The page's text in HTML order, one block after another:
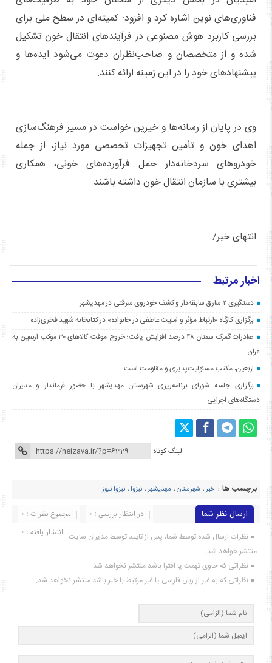
فناوری‌های نوین اشاره کرد و افزود: کمیته‌ای در سطح ملی برای
بررسی کاربرد هوش مصنوعی در فرآیندهای انتقال خون تشکیل
شده و از متخصصان و صاحب‌نظران دعوت می‌شود ایده‌ها و
پیشنهادهای خود را در این زمینه ارائه کنند.
وی در پایان از رسانه‌ها و خیرین خواست در مسیر فرهنگ‌سازی
اهدای خون و تأمین تجهیزات تخصصی مورد نیاز، از جمله
خودروهای سردخانه‌دار حمل فرآورده‌های خونی، همکاری
بیشتری با سازمان انتقال خون داشته باشند.
انتهای خبر/
اخبار مرتبط
دستگیری ۲ سارق سابقه‌دار و کشف خودروی سرقتی در مهدیشهر
برگزاری کارگاه «ارتباط مؤثر و امنیت عاطفی در خانواده» در کتابخانه شهید فخری‌زاده
صادرات گمرک سمنان ۴۸ درصد افزایش یافت؛ خروج موقت کالاهای ۳۰ موکب اربعین به
عراق
اربعین، مکتب مسئولیت‌پذیری و مقاومت است
برگزاری جلسه شورای برنامه‌ریزی شهرستان مهدیشهر با حضور فرماندار و مدیران
دستگاه‌های اجرایی
لینک کوتاه
برچسب ها : خبر، شهرستان، مهدیشهر، نیزوا ، نیزوا نیوز
ارسال نظر شما مجموع نظرات : 0
در انتظار بررسی : 0
انتشار یافته : ۰ نظرات ارسال شده توسط شما، پس از تایید توسط مدیران سایت
منتشر خواهد شد.
نظراتی که حاوی تهمت یا افترا باشد منتشر نخواهد شد.
نظراتی که به غیر از زبان فارسی یا غیر مرتبط با خبر باشد منتشر نخواهد شد.